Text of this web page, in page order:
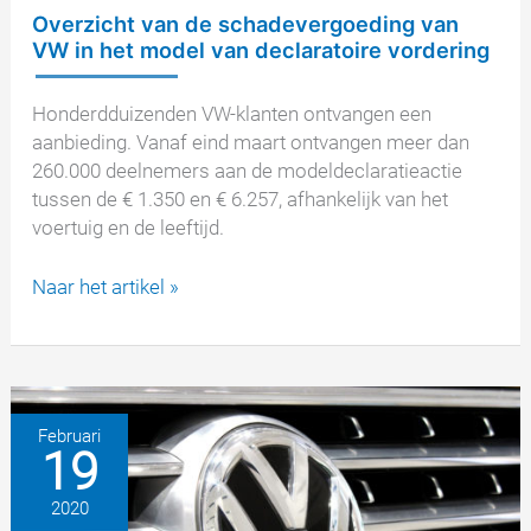
Overzicht van de schadevergoeding van
VW in het model van declaratoire vordering
Honderdduizenden VW-klanten ontvangen een
aanbieding. Vanaf eind maart ontvangen meer dan
260.000 deelnemers aan de modeldeclaratieactie
tussen de € 1.350 en € 6.257, afhankelijk van het
voertuig en de leeftijd.
Overzicht
de
van
VW
in
het
model
Naar het artikel »
Februari
19
2020